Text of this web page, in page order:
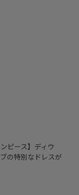
ピース】ディウ
の特別なドレスが